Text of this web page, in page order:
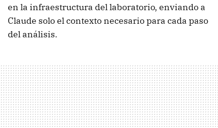
en la infraestructura del laboratorio, enviando a
Claude solo el contexto necesario para cada paso
del análisis.